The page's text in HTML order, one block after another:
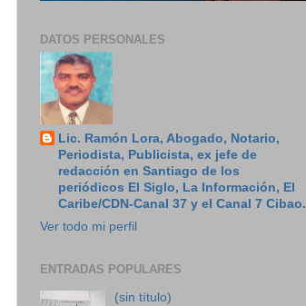
DATOS PERSONALES
Lic. Ramón Lora, Abogado, Notario,
Periodista, Publicista, ex jefe de
redacción en Santiago de los
periódicos El Siglo, La Información, El
Caribe/CDN-Canal 37 y el Canal 7 Cibao.
Ver todo mi perfil
ENTRADAS POPULARES
(sin título)